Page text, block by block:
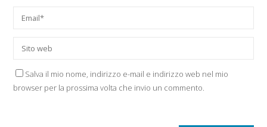
Salva il mio nome, indirizzo e-mail e indirizzo web nel mio
browser per la prossima volta che invio un commento.